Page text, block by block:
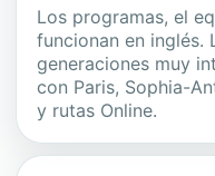
Los programas, el
funcionan en inglés.
generaciones muy
con Paris, Sophia-
y rutas Online.